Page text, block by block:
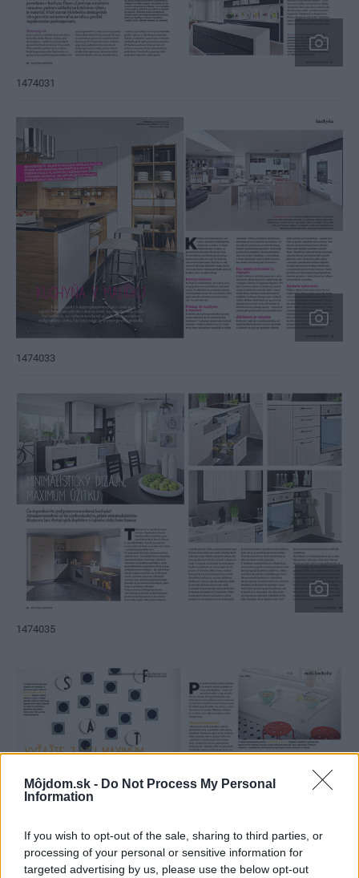
Môjdom.sk - Do Not Process My Personal
Information
If you wish to opt-out of the sale, sharing to third parties, or
processing of your personal or sensitive information for
targeted advertising by us, please use the below opt-out
1474031
1474033
1474035